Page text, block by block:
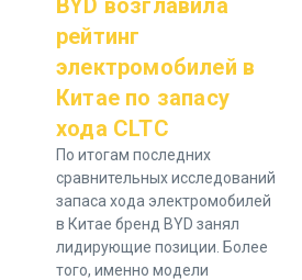
BYD возглавила
рейтинг
электромобилей в
Китае по запасу
хода CLTC
По итогам последних
сравнительных исследований
запаса хода электромобилей
в Китае бренд BYD занял
лидирующие позиции. Более
того, именно модели